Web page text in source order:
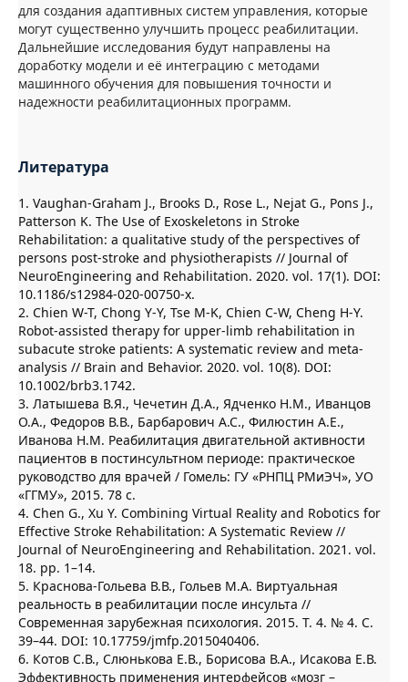
для создания адаптивных систем управления, которые
могут существенно улучшить процесс реабилитации.
Дальнейшие исследования будут направлены на
доработку модели и её интеграцию с методами
машинного обучения для повышения точности и
надежности реабилитационных программ.
Литература
1. Vaughan-Graham J., Brooks D., Rose L., Nejat G., Pons J.,
Patterson K. The Use of Exoskeletons in Stroke
Rehabilitation: a qualitative study of the perspectives of
persons post-stroke and physiotherapists // Journal of
NeuroEngineering and Rehabilitation. 2020. vol. 17(1). DOI:
10.1186/s12984-020-00750-x.
2. Chien W-T, Chong Y-Y, Tse M-K, Chien C-W, Cheng H-Y.
Robot-assisted therapy for upper-limb rehabilitation in
subacute stroke patients: A systematic review and meta-
analysis // Brain and Behavior. 2020. vol. 10(8). DOI:
10.1002/brb3.1742.
3. Латышева В.Я., Чечетин Д.А., Ядченко Н.М., Иванцов
О.А., Федоров В.В., Барбарович А.С., Филюстин А.Е.,
Иванова Н.М. Реабилитация двигательной активности
пациентов в постинсультном периоде: практическое
руководство для врачей / Гомель: ГУ «РНПЦ РМиЭЧ», УО
«ГГМУ», 2015. 78 с.
4. Chen G., Xu Y. Combining Virtual Reality and Robotics for
Effective Stroke Rehabilitation: A Systematic Review //
Journal of NeuroEngineering and Rehabilitation. 2021. vol.
18. pp. 1–14.
5. Краснова-Гольева В.В., Гольев М.А. Виртуальная
реальность в реабилитации после инсульта //
Современная зарубежная психология. 2015. Т. 4. № 4. С.
39–44. DOI: 10.17759/jmfp.2015040406.
6. Котов С.В., Слюнькова Е.В., Борисова В.А., Исакова Е.В.
Эффективность применения интерфейсов «мозг –